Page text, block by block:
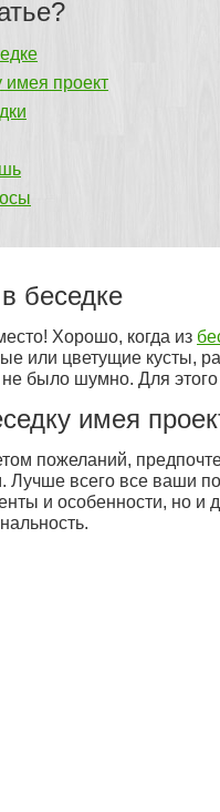
имея проект
беседке
Хорошо, когда из
или цветущие кусты,
было шумно. Для
имея
пожеланий,
Лучше всего все ваши
и особенности, но